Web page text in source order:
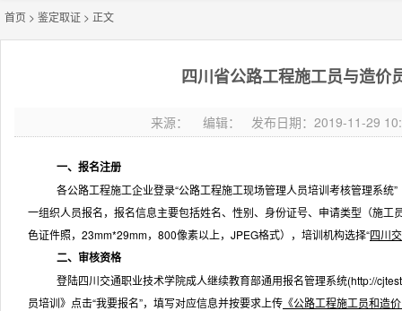
首页 > 鉴定取证 > 正文
四川省公路工程施工员与造价
来源： 编辑： 发布日期：2019-11-29
一、报名注册
各公路工程施工企业登录“公路工程施工现场管理人员培训考核管理系统”
一组织人员报名，报名信息主要包括姓名、性别、身份证号、申请类型（施工
色证件照， 23mm*29mm， 800像素以上， JPEG格式），培训机构选择“四川
二、审核资格
登陆四川交通职业技术学院成人继续教育部通用报名管理系统(http://
员培训》点击“我要报名”，填写对应信息并按要求上传 《公路工程施工员和造